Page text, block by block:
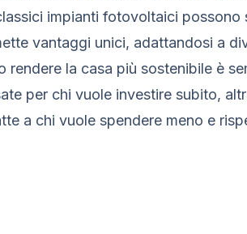
impianti fotovoltaici possono
vantaggi unici, adattandosi a
la casa più sostenibile è
per chi vuole investire subito,
a chi vuole spendere meno e